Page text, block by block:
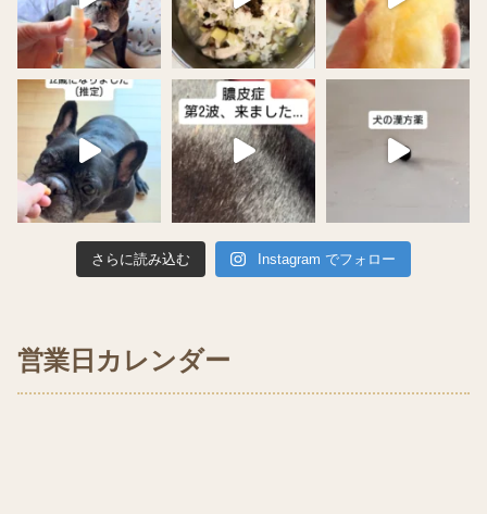
さらに読み込む Instagram でフォロー
営業日カレンダー